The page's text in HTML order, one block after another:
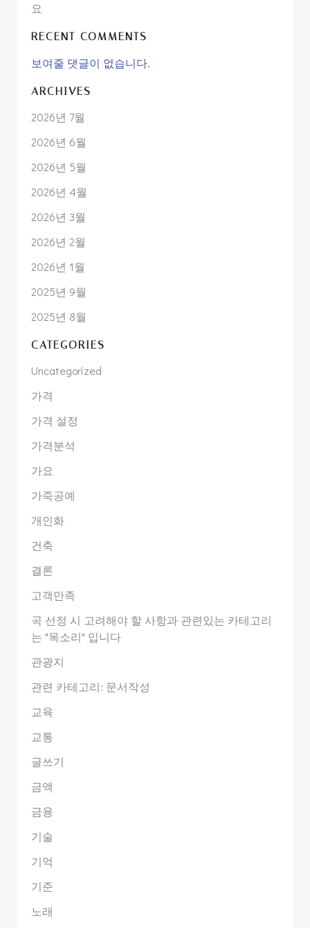
요
RECENT COMMENTS
보여줄 댓글이 없습니다.
ARCHIVES
2026년 7월
2026년 6월
2026년 5월
2026년 4월
2026년 3월
2026년 2월
2026년 1월
2025년 9월
2025년 8월
CATEGORIES
Uncategorized
가격
가격 설정
가격분석
가요
가죽공예
개인화
건축
결론
고객만족
곡 선정 시 고려해야 할 사항과 관련있는 카테고리
는 "목소리" 입니다
관광지
관련 카테고리: 문서작성
교육
교통
글쓰기
금액
금융
기술
기억
기준
노래